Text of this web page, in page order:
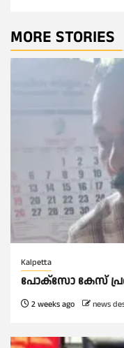
MORE STORIES
Kalpetta
പോക്സോ കേസ്
2 weeks ago news